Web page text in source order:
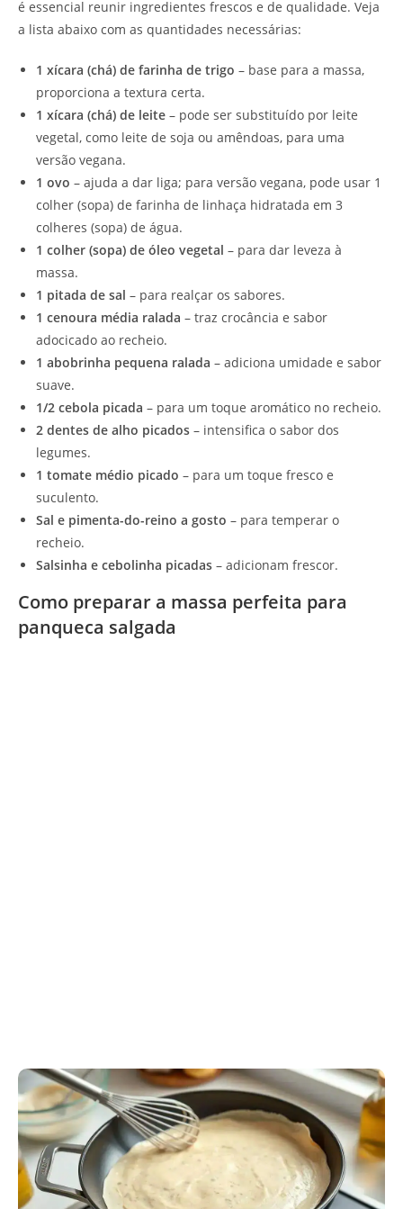
é essencial reunir ingredientes frescos e de qualidade. Veja
a lista abaixo com as quantidades necessárias:
1 xícara (chá) de farinha de trigo – base para a massa,
proporciona a textura certa.
1 xícara (chá) de leite – pode ser substituído por leite
vegetal, como leite de soja ou amêndoas, para uma
versão vegana.
1 ovo – ajuda a dar liga; para versão vegana, pode usar 1
colher (sopa) de farinha de linhaça hidratada em 3
colheres (sopa) de água.
1 colher (sopa) de óleo vegetal – para dar leveza à
massa.
1 pitada de sal – para realçar os sabores.
1 cenoura média ralada – traz crocância e sabor
adocicado ao recheio.
1 abobrinha pequena ralada – adiciona umidade e sabor
suave.
1/2 cebola picada – para um toque aromático no recheio.
2 dentes de alho picados – intensifica o sabor dos
legumes.
1 tomate médio picado – para um toque fresco e
suculento.
Sal e pimenta-do-reino a gosto – para temperar o
recheio.
Salsinha e cebolinha picadas – adicionam frescor.
Como preparar a massa perfeita para
panqueca salgada